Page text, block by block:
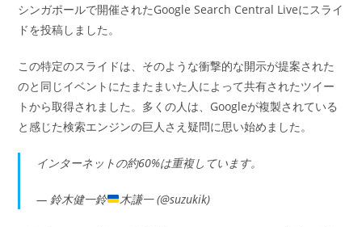
シンガポールで開催されたGoogle Search Central Liveにスライ
ドを投稿しました。
この特定のスライドは、そのような衝撃的な開示が提案された
のと同じイベントにたまたまいた人によって共有されたツイー
トから取得されました。多くの人は、Googleが複製されている
と感じた検索エンジンの巨人さえ疑問に思い始めました。
インターネットの約60%は重複しています。
— 鈴木健一鈴 木謙一 (@suzukik)